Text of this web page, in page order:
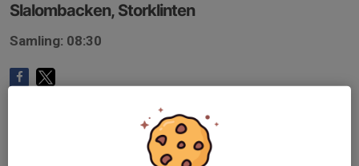
Slalombacken, Storklinten
Samling: 08:30